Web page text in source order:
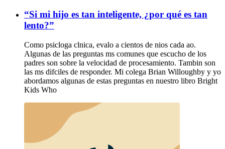
“Si mi hijo es tan inteligente, ¿por qué es tan
lento?”
Como psicloga clnica, evalo a cientos de nios cada ao.
Algunas de las preguntas ms comunes que escucho de los
padres son sobre la velocidad de procesamiento. Tambin son
las ms difciles de responder. Mi colega Brian Willoughby y yo
abordamos algunas de estas preguntas en nuestro libro Bright
Kids Who